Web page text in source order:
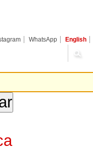
WhatsApp English